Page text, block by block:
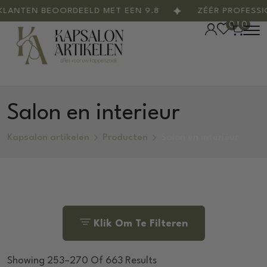
BEOORDEELD MET EEN 9.8 ZÉÉR
0 0
Salon en interieur
Kapsalon artikelen Producten
Klik Om Te Filteren
Showing 253–270 Of 663 Results